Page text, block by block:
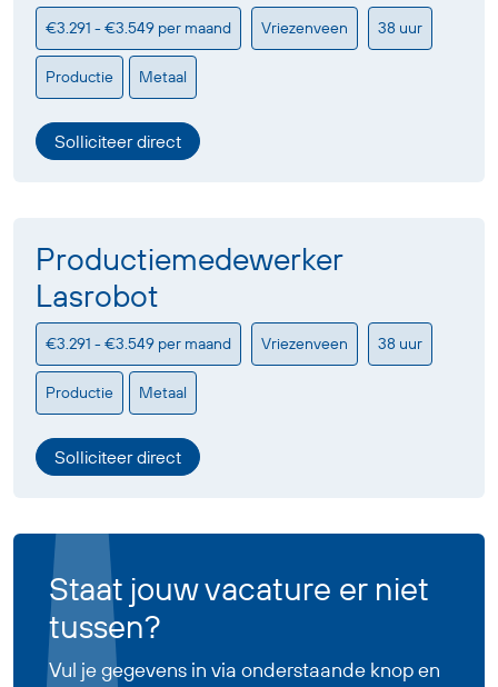
€3.291 - €3.549 per maand Vriezenveen 38 uur
Productie Metaal
Solliciteer direct
Productiemedewerker
Lasrobot
€3.291 - €3.549 per maand Vriezenveen 38 uur
Productie Metaal
Solliciteer direct
Staat jouw vacature er niet
tussen?
Vul je gegevens in via onderstaande knop en